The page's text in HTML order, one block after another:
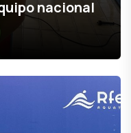
nacional